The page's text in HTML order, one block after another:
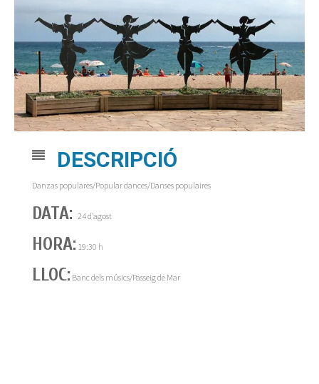
DESCRIPCIÓ
Danzas populares/Popular dances/Danses populaires
DATA: 24 d’agost
HORA: 19:30 h
LLOC: Banc dels músics/Passeig de Mar